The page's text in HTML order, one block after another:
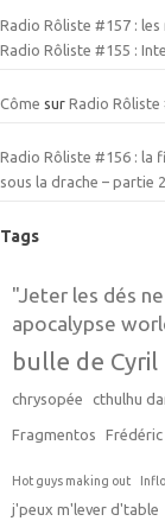
Radio Rôliste #157 :
Radio Rôliste #155 :
Côme sur Radio Rôliste
Radio Rôliste #156 : la
sous la drache – partie 2
Tags
"Jeter les dés
apocalypse
bulle de Cyril
chrysopée cthulhu
Fragmentos Frédéric
Hot guys making out
j'peux m'lever d'table